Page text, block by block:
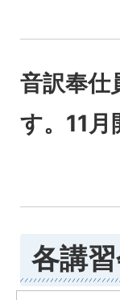
音訳奉仕
す。11
各講